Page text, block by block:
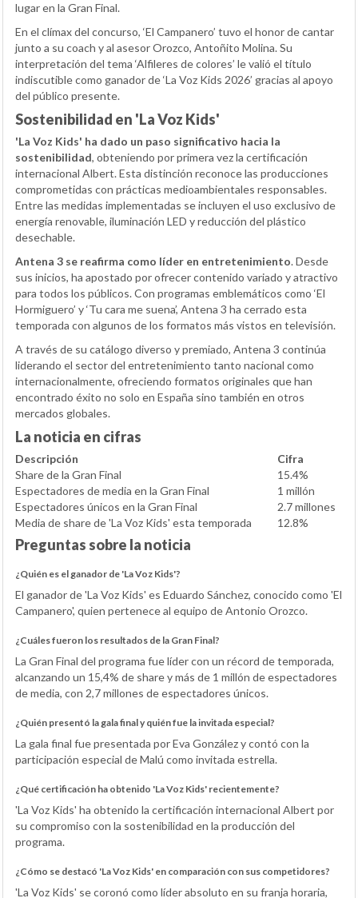
lugar en la Gran Final.
En el clímax del concurso, ‘El Campanero’ tuvo el honor de cantar
junto a su coach y al asesor Orozco, Antoñito Molina. Su
interpretación del tema ‘Alfileres de colores’ le valió el título
indiscutible como ganador de ‘La Voz Kids 2026’ gracias al apoyo
del público presente.
Sostenibilidad en 'La Voz Kids'
'La Voz Kids' ha dado un paso significativo hacia la
sostenibilidad, obteniendo por primera vez la certificación
internacional Albert. Esta distinción reconoce las producciones
comprometidas con prácticas medioambientales responsables.
Entre las medidas implementadas se incluyen el uso exclusivo de
energía renovable, iluminación LED y reducción del plástico
desechable.
Antena 3 se reafirma como líder en entretenimiento. Desde
sus inicios, ha apostado por ofrecer contenido variado y atractivo
para todos los públicos. Con programas emblemáticos como ‘El
Hormiguero’ y ‘Tu cara me suena’, Antena 3 ha cerrado esta
temporada con algunos de los formatos más vistos en televisión.
A través de su catálogo diverso y premiado, Antena 3 continúa
liderando el sector del entretenimiento tanto nacional como
internacionalmente, ofreciendo formatos originales que han
encontrado éxito no solo en España sino también en otros
mercados globales.
La noticia en cifras
Descripción
Cifra
Share de la Gran Final
15.4%
Espectadores de media en la Gran Final
1 millón
Espectadores únicos en la Gran Final
2.7 millones
Media de share de 'La Voz Kids' esta temporada
12.8%
Preguntas sobre la noticia
¿Quién es el ganador de 'La Voz Kids'?
El ganador de 'La Voz Kids' es Eduardo Sánchez, conocido como 'El
Campanero', quien pertenece al equipo de Antonio Orozco.
¿Cuáles fueron los resultados de la Gran Final?
La Gran Final del programa fue líder con un récord de temporada,
alcanzando un 15,4% de share y más de 1 millón de espectadores
de media, con 2,7 millones de espectadores únicos.
¿Quién presentó la gala final y quién fue la invitada especial?
La gala final fue presentada por Eva González y contó con la
participación especial de Malú como invitada estrella.
¿Qué certificación ha obtenido 'La Voz Kids' recientemente?
'La Voz Kids' ha obtenido la certificación internacional Albert por
su compromiso con la sostenibilidad en la producción del
programa.
¿Cómo se destacó 'La Voz Kids' en comparación con sus competidores?
'La Voz Kids' se coronó como líder absoluto en su franja horaria,